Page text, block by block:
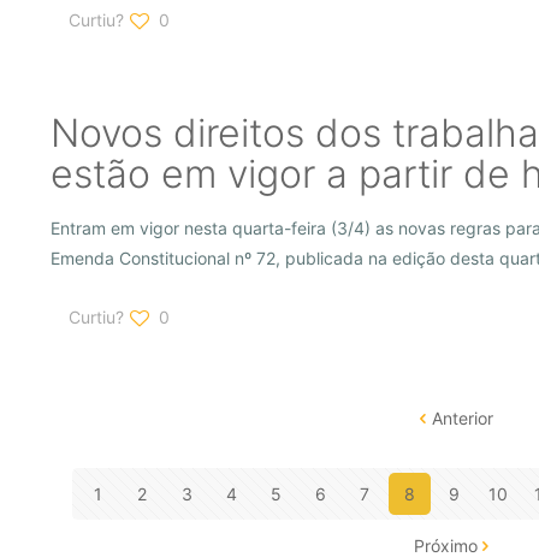
Curtiu? 0
Novos direitos dos
estão em vigor a partir de
Entram em vigor nesta quarta-feira (3/4) as novas regras
Emenda Constitucional nº 72, publicada na edição desta
Curtiu? 0
Anterior
1 2 3 4 5 6 7 8 9 10
Próximo